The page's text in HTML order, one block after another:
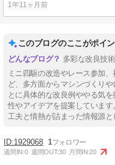
1年11ヶ月前
このブログのここがポイ
多彩な改良技
ミニ四駆の改造やレース参加
ど、多方面からマシンづくり
とに具体的な改良例ややる気
性やアイデアを提案していま
工夫と情熱が詰まった情報源と
1929068 1
週間IN:0 週間OUT:30 月間IN:20